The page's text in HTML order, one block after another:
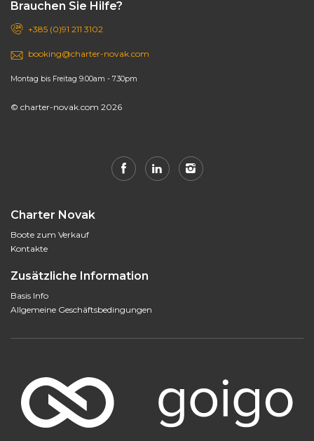
Brauchen Sie Hilfe?
+385 (0)91 211 3102
booking@charter-novak.com
Montag bis Freitag 9.00am - 7.30pm
© charter-novak.com 2026
Charter Novak
Boote zum Verkauf
Kontakte
Zusätzliche Information
Basis Info
Allgemeine Geschäftsbedingungen